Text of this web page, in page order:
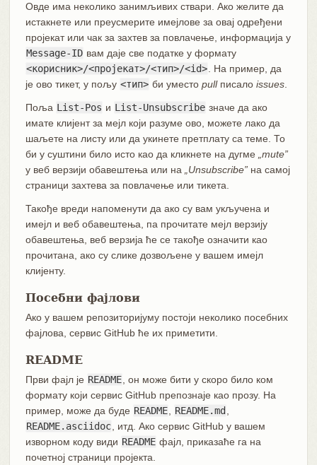
Овде има неколико занимљивих ствари. Ако желите да
истакнете или преусмерите имејлове за овај одређени
пројекат или чак за захтев за повлачење, информација у
Message-ID вам даје све податке у формату
<корисник>/<пројекат>/<тип>/<id> . На пример, да
је ово тикет, у пољу <тип> би уместо pullписало issues.
Поља List-Pos и List-Unsubscribe значе да ако
имате клијент за мејл који разуме ово, можете лако да
шаљете на листу или да укинете претплату са теме. То
би у суштини било исто као да кликнете на дугме „mute”
у веб верзији обавештења или на
„Unsubscribe”на самој
страници захтева за повлачење или тикета.
Такође вреди напоменути да ако су вам укључена и
имејл и веб обавештења, па прочитате мејл верзију
обавештења, веб верзија ће се такође означити као
прочитана, ако су слике дозвољене у вашем имејл
клијенту.
Посебни фајлови
Ако у вашем репозиторијуму постоји неколико посебних
фајлова, сервис GitHub ће их приметити.
README
Први фајл је README , он може бити у скоро било ком
формату који сервис GitHub препознаје као прозу. На
пример, може да буде README README.md
README.asciidoc , итд. Ако сервис GitHub у вашем
изворном коду види README фајл, приказаће га на
почетној страници пројекта.